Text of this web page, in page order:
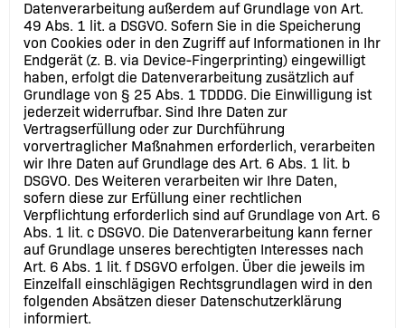
Datenverarbeitung außerdem auf Grundlage von Art.
49 Abs. 1 lit. a DSGVO. Sofern Sie in die Speicherung
von Cookies oder in den Zugriff auf Informationen in Ihr
Endgerät (z. B. via Device-Fingerprinting) eingewilligt
haben, erfolgt die Datenverarbeitung zusätzlich auf
Grundlage von § 25 Abs. 1 TDDDG. Die Einwilligung ist
jederzeit widerrufbar. Sind Ihre Daten zur
Vertragserfüllung oder zur Durchführung
vorvertraglicher Maßnahmen erforderlich, verarbeiten
wir Ihre Daten auf Grundlage des Art. 6 Abs. 1 lit. b
DSGVO. Des Weiteren verarbeiten wir Ihre Daten,
sofern diese zur Erfüllung einer rechtlichen
Verpflichtung erforderlich sind auf Grundlage von Art. 6
Abs. 1 lit. c DSGVO. Die Datenverarbeitung kann ferner
auf Grundlage unseres berechtigten Interesses nach
Art. 6 Abs. 1 lit. f DSGVO erfolgen. Über die jeweils im
Einzelfall einschlägigen Rechtsgrundlagen wird in den
folgenden Absätzen dieser Datenschutzerklärung
informiert.